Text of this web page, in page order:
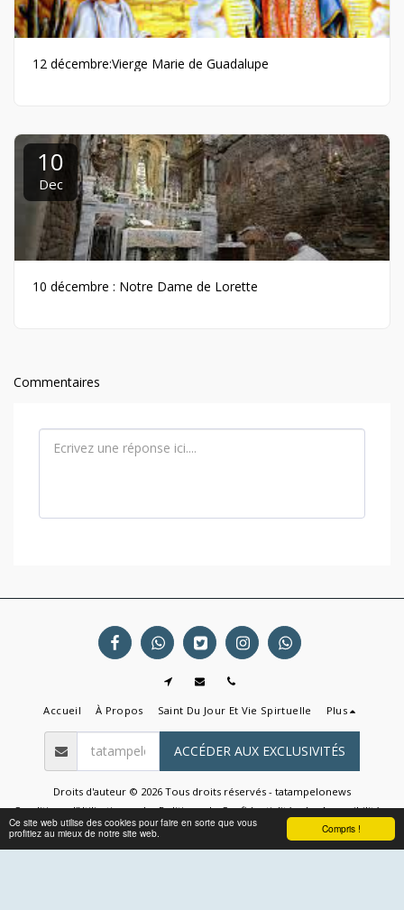
Compris !
Ce site web utilise des cookies pour faire en sorte que vous
profitiez au mieux de notre site web.
12 décembre:Vierge Marie de Guadalupe
10
Dec
10 décembre : Notre Dame de Lorette
Commentaires
Accueil À Propos Saint Du Jour Et Vie Spirtuelle Plus
ACCÉDER AUX EXCLUSIVITÉS
Droits d'auteur © 2026 Tous droits réservés - tatampelonews
Conditions d'Utilisations|Politique de Confidentialité|Accessibilité